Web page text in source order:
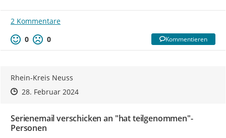
2 Kommentare
0
0 Kommentieren
Rhein-Kreis Neuss
Zeitpunkt des Erstellens
Zeitpunkt des Erstellens
28. Februar 2024Zur Äußerung
Serienemail verschicken an "hat teilgenommen"-
Personen